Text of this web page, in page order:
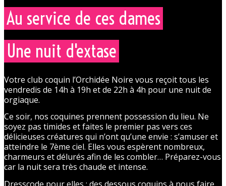
Au service de ces dames
Une nuit d'extase
Votre club coquin l’Orchidée Noire vous reçoit tous les
vendredis de 14h à 19h et de 22h à 4h pour une nuit de
orgiaque.
Ce soir, nos coquines prennent possession du lieu. Ne
soyez pas timides et faites le premier pas vers ces
délicieuses créatures qui n’ont qu’une envie : s’amuser et
atteindre le 7ème ciel. Elles vous espèrent nombreux,
charmeurs et délurés afin de les combler… Préparez-vous
car la nuit sera très chaude et intense.